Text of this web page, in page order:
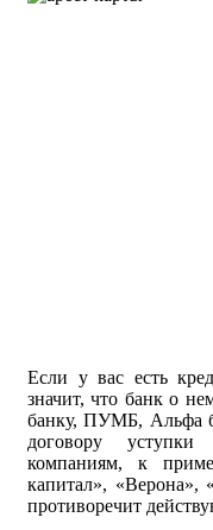
Если у вас есть
значит, что банк о
банку, ПУМБ, Альфа
договору
компаниям, к
капитал», «Верона»,
противоречит